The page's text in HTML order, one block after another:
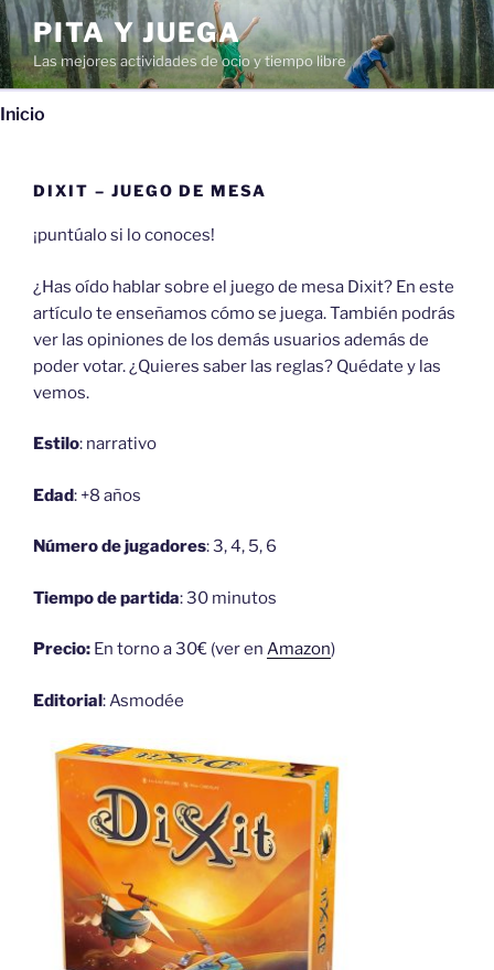
Saltar
al
contenido
PITA Y JUEGA
Las mejores actividades de ocio y tiempo libre
Inicio
DIXIT – JUEGO DE MESA
¡puntúalo si lo conoces!
¿Has oído hablar sobre el juego de mesa Dixit? En este
artículo te enseñamos cómo se juega. También podrás
ver las opiniones de los demás usuarios además de
poder votar. ¿Quieres saber las reglas? Quédate y las
vemos.
Estilo: narrativo
Edad: +8 años
Número de jugadores: 3, 4, 5, 6
Tiempo de partida: 30 minutos
Precio: En torno a 30€ (ver en Amazon)
Editorial: Asmodée